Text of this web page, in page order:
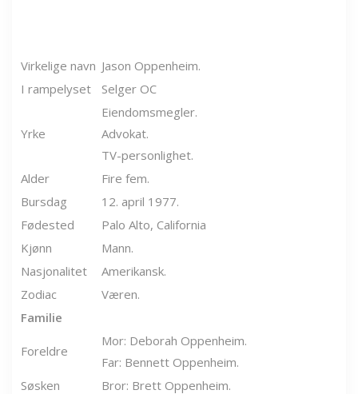
Virkelige navn Jason Oppenheim.
I rampelyset
Selger OC
Yrke
Eiendomsmegler.
Advokat.
TV-personlighet.
Alder
Fire fem.
Bursdag
12. april 1977.
Fødested
Palo Alto, California
Kjønn
Mann.
Nasjonalitet
Amerikansk.
Zodiac
Væren.
Familie
Foreldre
Mor: Deborah Oppenheim.
Far: Bennett Oppenheim.
Søsken
Bror: Brett Oppenheim.